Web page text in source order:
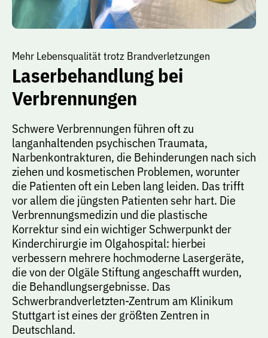
Mehr Lebensqualität trotz Brandverletzungen
Laserbehandlung bei
Verbrennungen
Schwere Verbrennungen führen oft zu
langanhaltenden psychischen Traumata,
Narbenkontrakturen, die Behinderungen nach sich
ziehen und kosmetischen Problemen, worunter
die Patienten oft ein Leben lang leiden. Das trifft
vor allem die jüngsten Patienten sehr hart. Die
Verbrennungsmedizin und die plastische
Korrektur sind ein wichtiger Schwerpunkt der
Kinderchirurgie im Olgahospital: hierbei
verbessern mehrere hochmoderne Lasergeräte,
die von der Olgäle Stiftung angeschafft wurden,
die Behandlungsergebnisse. Das
Schwerbrandverletzten-Zentrum am Klinikum
Stuttgart ist eines der größten Zentren in
Deutschland.